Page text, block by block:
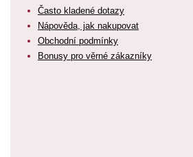
Často kladené dotazy
Nápověda, jak nakupovat
Obchodní podmínky
Bonusy pro věrné zákazníky